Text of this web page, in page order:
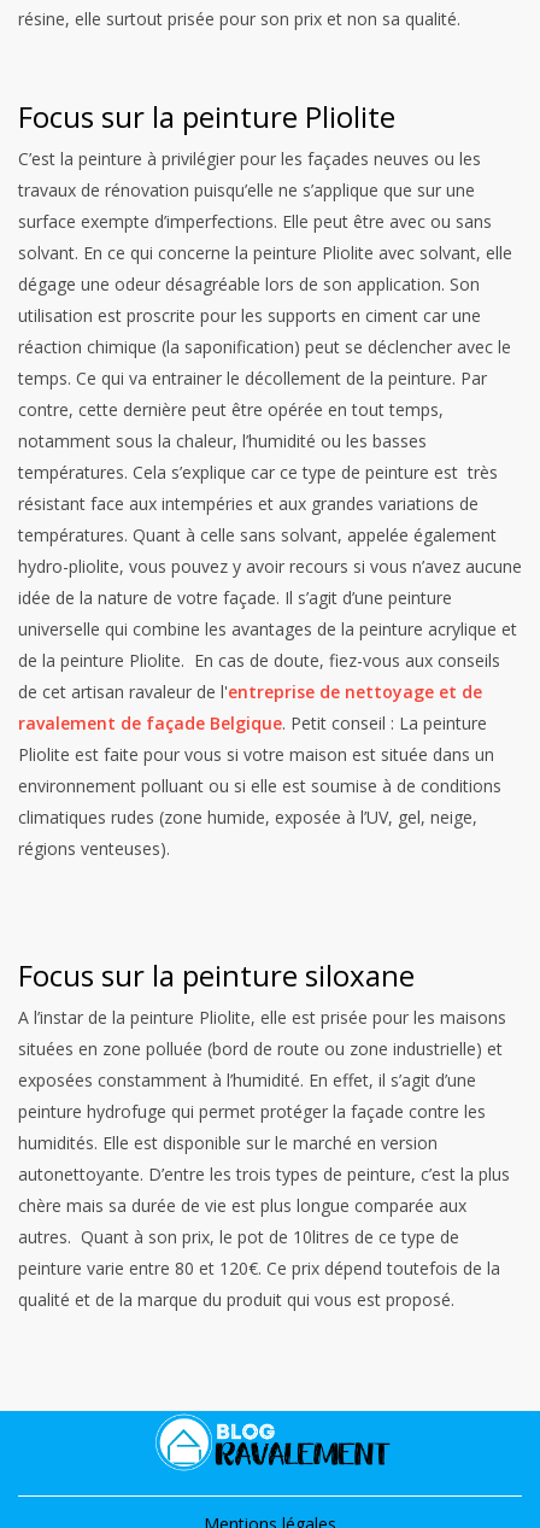
résine, elle surtout prisée pour son prix et non sa qualité.
Focus sur la peinture Pliolite
C’est la peinture à privilégier pour les façades neuves ou les
travaux de rénovation puisqu’elle ne s’applique que sur une
surface exempte d’imperfections. Elle peut être avec ou sans
solvant. En ce qui concerne la peinture Pliolite avec solvant, elle
dégage une odeur désagréable lors de son application. Son
utilisation est proscrite pour les supports en ciment car une
réaction chimique (la saponification) peut se déclencher avec le
temps. Ce qui va entrainer le décollement de la peinture. Par
contre, cette dernière peut être opérée en tout temps,
notamment sous la chaleur, l’humidité ou les basses
températures. Cela s’explique car ce type de peinture est très
résistant face aux intempéries et aux grandes variations de
températures. Quant à celle sans solvant, appelée également
hydro-pliolite, vous pouvez y avoir recours si vous n’avez aucune
idée de la nature de votre façade. Il s’agit d’une peinture
universelle qui combine les avantages de la peinture acrylique et
de la peinture Pliolite. En cas de doute, fiez-vous aux conseils
de cet artisan ravaleur de l'entreprise de nettoyage et de
ravalement de façade Belgique. Petit conseil : La peinture
Pliolite est faite pour vous si votre maison est située dans un
environnement polluant ou si elle est soumise à de conditions
climatiques rudes (zone humide, exposée à l’UV, gel, neige,
régions venteuses).
Focus sur la peinture siloxane
A l’instar de la peinture Pliolite, elle est prisée pour les maisons
situées en zone polluée (bord de route ou zone industrielle) et
exposées constamment à l’humidité. En effet, il s’agit d’une
peinture hydrofuge qui permet protéger la façade contre les
humidités. Elle est disponible sur le marché en version
autonettoyante. D’entre les trois types de peinture, c’est la plus
chère mais sa durée de vie est plus longue comparée aux
autres. Quant à son prix, le pot de 10litres de ce type de
peinture varie entre 80 et 120€. Ce prix dépend toutefois de la
qualité et de la marque du produit qui vous est proposé.